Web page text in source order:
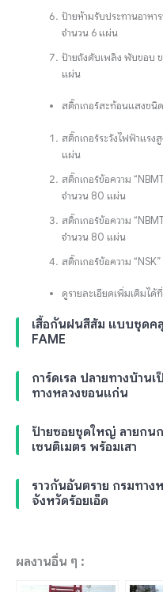
ป้ายห้ามรับประทานอาห
จำนวน 6 แผ่น
ป้ายถังดับเพลิง พับขอบ
แผ่น
สติ๊กเกอร์สะท้อนแสงชนิ
สติ๊กเกอร์ระวังไฟฟ้าแร
แผ่น
สติ๊กเกอร์ข้อความ
จำนวน 80 แผ่น
สติ๊กเกอร์ข้อความ
จำนวน 80 แผ่น
สติ๊กเกอร์ข้อความ
ดูรายละเอียดเพิ่มเติมได้ที่
เสื้อกันฝนสีส้ม แบบชุดค
FAME
การ์ดเรล ปลายทางบ้าน
ทางหลวงขอนแก่น
ป้ายซอยชุดใหญ่ ลายกน
เซนติเมตร พร้อมเสา
ราวกันอันตราย กรมทาง
จังหวัดร้อยเอ็ด
ผลงานอื่น ๆ :